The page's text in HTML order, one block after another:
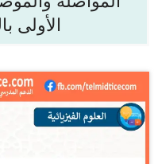
الأولى